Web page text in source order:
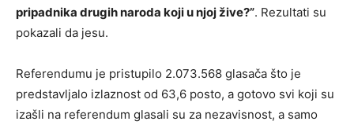
pripadnika drugih naroda koji u njoj žive?”. Rezultati su
pokazali da jesu.
Referendumu je pristupilo 2.073.568 glasača što je
predstavljalo izlaznost od 63,6 posto, a gotovo svi koji su
izašli na referendum glasali su za nezavisnost, a samo